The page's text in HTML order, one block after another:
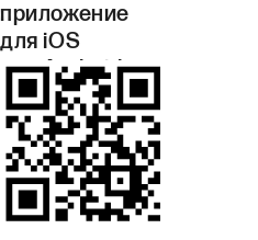
приложение
для iOS
или Android.